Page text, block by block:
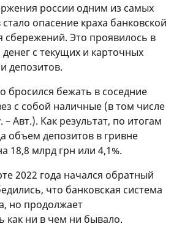
россии одним из самых
опасение краха банковской
сбережений. Это проявилось в
с текущих и карточных
депозитов.
бросился бежать в соседние
с собой наличные (в том числе
Авт.). Как результат, по итогам
объем депозитов в гривне
18,8 млрд грн или 4,1%.
2022 года начался обратный
что банковская система
но продолжает
как ни в чем ни бывало.